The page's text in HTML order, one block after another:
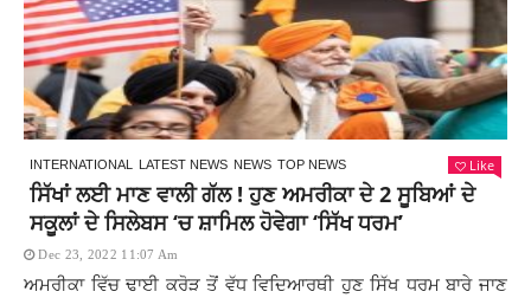
INTERNATIONAL LATEST NEWS NEWS TOP NEWS Like
ਸਿੱਖਾਂ ਲਈ ਮਾਣ ਵਾਲੀ ਗੱਲ ! ਹੁਣ ਅਮਰੀਕਾ ਦੇ 2 ਸੂਬਿਆਂ ਦੇ
ਸਕੂਲਾਂ ਦੇ ਸਿਲੇਬਸ ‘ਚ ਸ਼ਾਮਿਲ ਹੋਵੇਗਾ ‘ਸਿੱਖ ਧਰਮ’
Dec 23, 2022 11:07 Am
ਅਮਰੀਕਾ ਵਿੱਚ ਢਾਈ ਕਰੋੜ ਤੋਂ ਵੱਧ ਵਿਦਿਆਰਥੀ ਹੁਣ ਸਿੱਖ ਧਰਮ ਬਾਰੇ ਜਾਣ